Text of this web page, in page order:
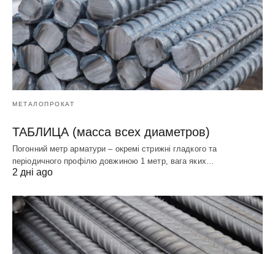
МЕТАЛОПРОКАТ
ТАБЛИЦА (масса всех диаметров)
Погонний метр арматури – окремі стрижні гладкого та
періодичного профілю довжиною 1 метр, вага яких…
2 дні ago